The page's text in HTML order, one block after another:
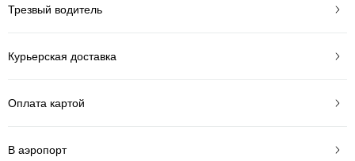
Трезвый водитель
Курьерская доставка
Оплата картой
В аэропорт